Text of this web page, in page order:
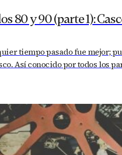
80 y 90 (parte 1):
tiempo pasado fue mejor;
Así conocido por todos